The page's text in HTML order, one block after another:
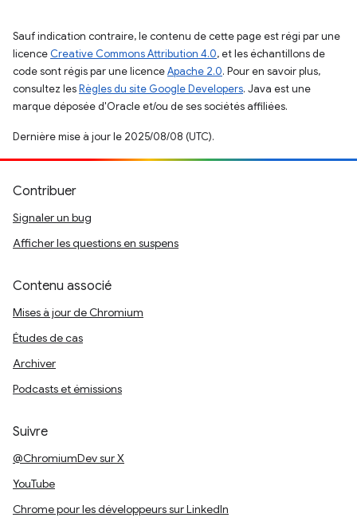
Sauf indication contraire, le contenu de cette page est régi par une
licence Creative Commons Attribution 4.0, et les échantillons de
code sont régis par une licenceApache 2.0. Pour en savoir plus,
consultez lesRègles du site Google Developers. Java est une
marque déposée d'Oracle et/ou de ses sociétés affiliées.
Dernière mise à jour le 2025/08/08 (UTC).
Contribuer
Signaler un bug
Afficher les questions en suspens
Contenu associé
Mises à jour de Chromium
Études de cas
Archiver
Podcasts et émissions
Suivre
@ChromiumDev sur X
YouTube
Chrome pour les développeurs sur LinkedIn